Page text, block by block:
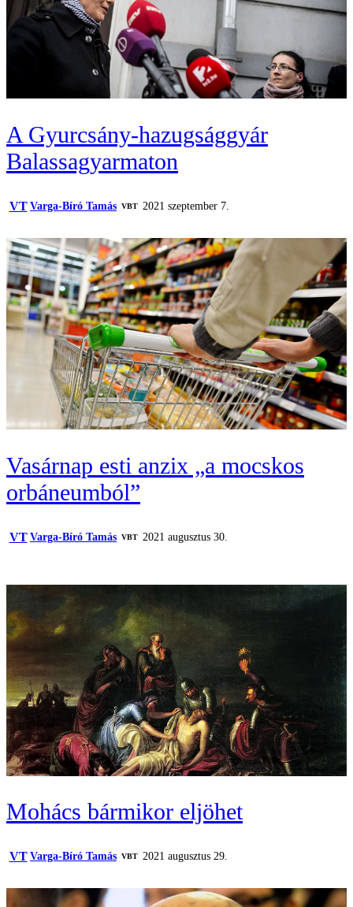
A Gyurcsány-hazugsággyár
Balassagyarmaton
VT Varga-Bíró Tamás VBT 2021 szeptember 7.
Vasárnap esti anzix „a mocskos
orbáneumból”
VT Varga-Bíró Tamás VBT 2021 augusztus 30.
Mohács bármikor eljöhet
VT Varga-Bíró Tamás VBT 2021 augusztus 29.